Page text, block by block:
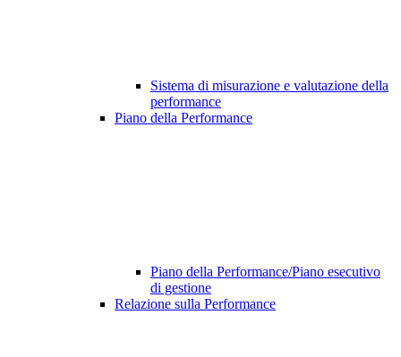
Sistema di misurazione e valutazione della
performance
Piano della Performance
Piano della Performance/Piano esecutivo
di gestione
Relazione sulla Performance